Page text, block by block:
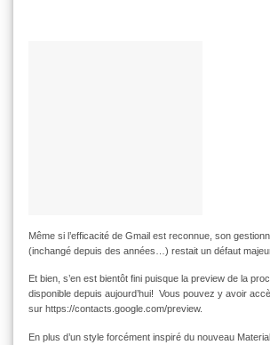
Même si l’efficacité de Gmail est reconnue, son
(inchangé depuis des années…) restait un défaut
Et bien, s’en est bientôt fini puisque la preview de la
disponible depuis aujourd’hui! Vous pouvez y avoir
sur https://contacts.google.com/preview.
En plus d’un style forcément inspiré du nouveau